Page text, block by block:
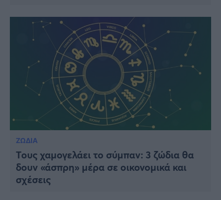
ΖΩΔΙΑ
Τους χαμογελάει το σύμπαν: 3 ζώδια θα
δουν «άσπρη» μέρα σε οικονομικά και
σχέσεις